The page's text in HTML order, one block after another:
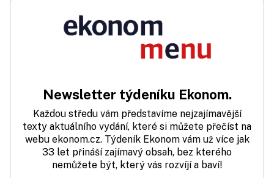
Newsletter týdeníku Ekonom.
Každou středu vám představíme nejzajímavější
texty aktuálního vydání, které si můžete přečíst na
webu ekonom.cz. Týdeník Ekonom vám už více jak
33 let přináší zajímavý obsah, bez kterého
nemůžete být, který vás rozvíjí a baví!